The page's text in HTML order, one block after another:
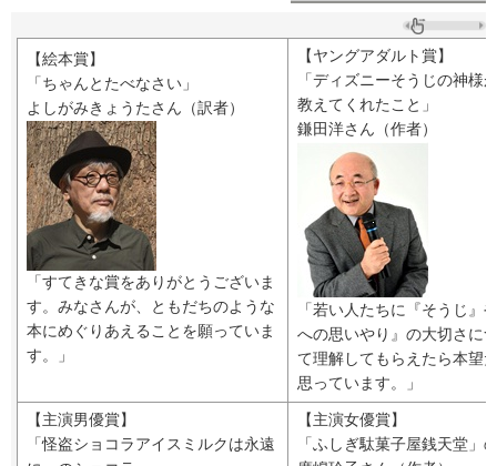
【絵本賞】
「ちゃんとたべなさい」
よしがみきょうたさん（訳者）
「すてきな賞をありがとうございま
す。みなさんが、ともだちのような
本にめぐりあえることを願っていま
す。」
【ヤングアダルト賞】
「ディズニーそうじの神様
教えてくれたこと」
鎌田洋さん（作者）
「若い人たちに『そうじ』
への思いやり』の大切さに
て理解してもらえたら本望
思っています。」
【主演男優賞】
「怪盗ショコラアイスミルクは永遠
【主演女優賞】
「ふしぎ駄菓子屋銭天堂」